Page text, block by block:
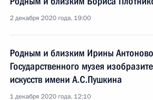
2 декабря 2020 года, 19:00
Родным и близким Ирины
Государственного музея
искусств имени А.С.Пушкина
1 декабря 2020 года, 12:10